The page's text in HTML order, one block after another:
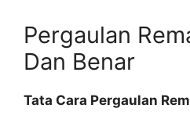
Pergaulan
Dan Benar
Tata Cara Pergaulan